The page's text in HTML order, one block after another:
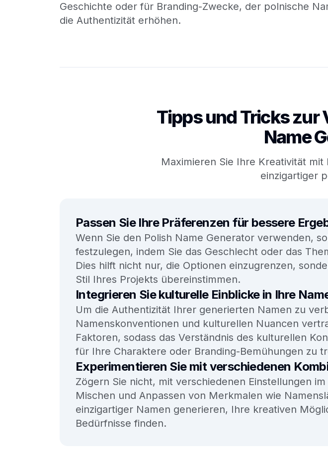
Geschichte oder für Branding-Zwecke, der polnische
die Authentizität erhöhen.
Tipps und Tricks zur
Name
Maximieren Sie Ihre Kreativität
einzigartiger
Passen Sie Ihre Präferenzen für bessere
Wenn Sie den Polish Name Generator verwenden,
festzulegen, indem Sie das Geschlecht oder das
Dies hilft nicht nur, die Optionen einzugrenzen,
Stil Ihres Projekts übereinstimmen.
Integrieren Sie kulturelle Einblicke in Ihre
Um die Authentizität Ihrer generierten Namen zu
Namenskonventionen und kulturellen Nuancen
Faktoren, sodass das Verständnis des kulturellen
für Ihre Charaktere oder Branding-Bemühungen zu
Experimentieren Sie mit verschiedenen
Zögern Sie nicht, mit verschiedenen Einstellungen
Mischen und Anpassen von Merkmalen wie
einzigartiger Namen generieren, Ihre kreativen
Bedürfnisse finden.